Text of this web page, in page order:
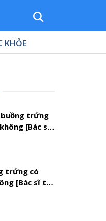
KHỎE
trứng
[Bác sĩ
trứng có
[Bác sĩ tư